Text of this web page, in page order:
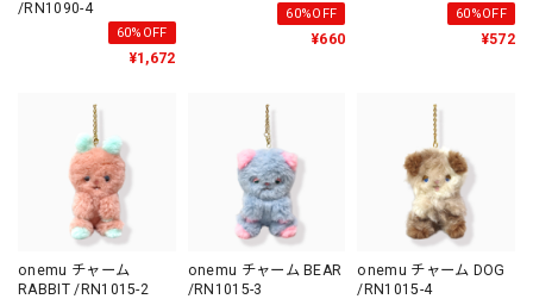
/RN1090-4
60%OFF
¥1,672
60%OFF
¥660
60%OFF
¥572
onemu チャーム
RABBIT /RN1015-2
onemu チャーム BEAR
/RN1015-3
onemu チャーム DOG
/RN1015-4